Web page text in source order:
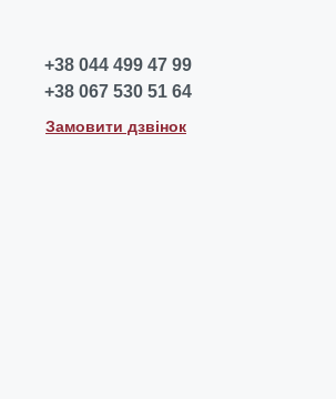
+38 044 499 47 99
+38 067 530 51 64
Замовити дзвінок